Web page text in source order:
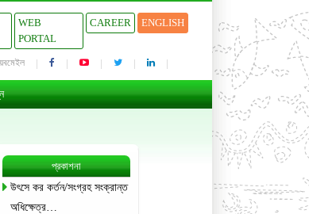
WEB
PORTAL
CAREER ENGLISH
প্রকাশনা
উৎসে কর কর্তন/সংগ্রহ সংক্রান্ত
অধিক্ষেত্র…